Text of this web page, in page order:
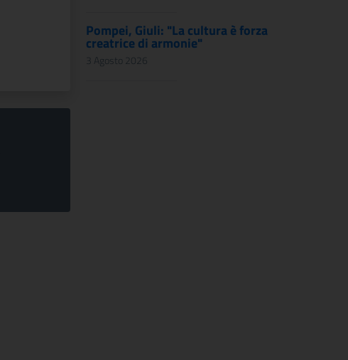
Pompei, Giuli: "La cultura è forza
creatrice di armonie"
3 Agosto 2026